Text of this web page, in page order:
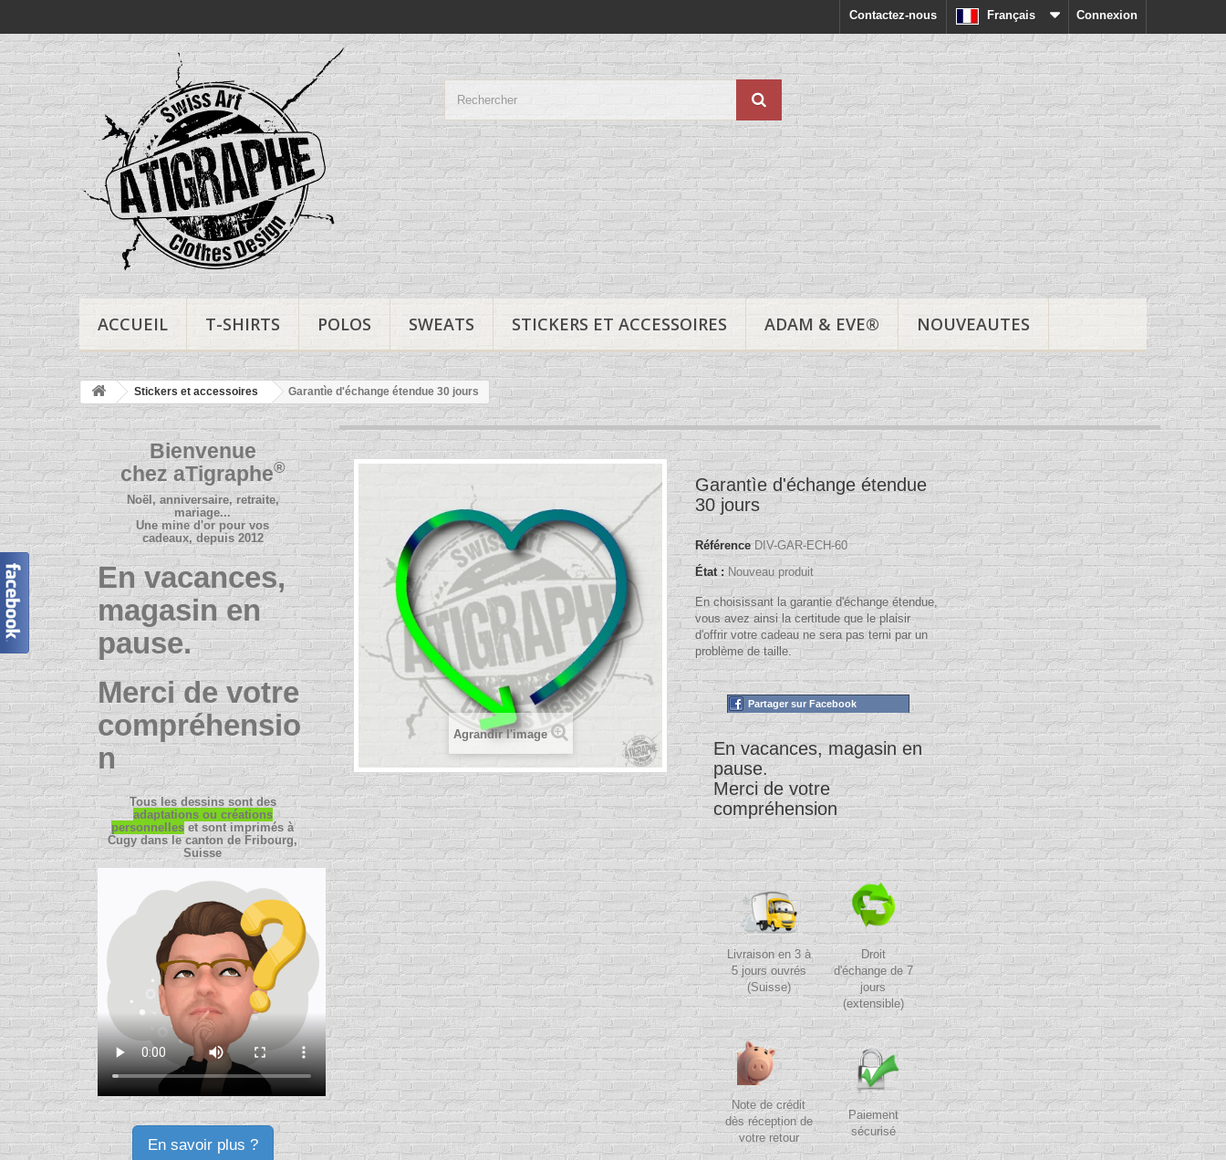
Connexion
Français
Contactez-nous
ACCUEIL T-SHIRTS POLOS SWEATS STICKERS ET ACCESSOIRES ADAM & EVE® NOUVEAUTES
Stickers et accessoires Garantìe d'échange étendue 30 jours
Bienvenue
chezaTigraphe®
Noël, anniversaire, retraite,
mariage...
Une mine d'or pour vos
cadeaux, depuis 2012
En vacances,
magasin en
pause.
Merci de votre
compréhensio
n
Tous les dessins sont des
adaptations ou créations
personnelles et sont imprimés à
Cugy dans le canton de Fribourg,
Suisse
En savoir plus ?
Agrandir l'image
Garantìe d'échange étendue
30 jours
Référence DIV-GAR-ECH-60
État : Nouveau produit
En choisissant la garantie d'échange étendue,
vous avez ainsi la certitude que le plaisir
d'offrir votre cadeau ne sera pas terni par un
problème de taille.
Partager sur Facebook
En vacances, magasin en
pause.
Merci de votre
compréhension
Livraison en 3 à
5 jours ouvrés
(Suisse)
Droit
d'échange de 7
jours
(extensible)
Note de crédit
dès réception de
votre retour
Paiement
sécurisé